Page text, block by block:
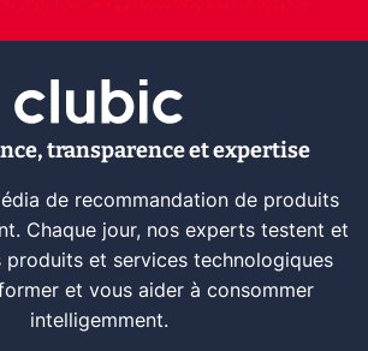
transparence et expertise
de recommandation de produits
Chaque jour, nos experts testent et
produits et services technologiques
et vous aider à consommer
intelligemment.